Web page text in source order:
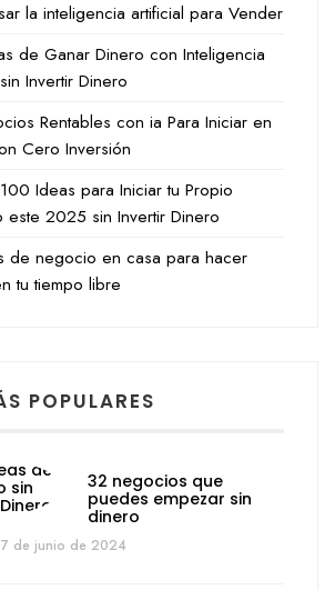
la inteligencia artificial para Vender
de Ganar Dinero con Inteligencia
Invertir Dinero
Rentables con ia Para Iniciar en
Cero Inversión
Ideas para Iniciar tu Propio
este 2025 sin Invertir Dinero
de negocio en casa para hacer
tu tiempo libre
POPULARES
32 negocios que
puedes empezar sin
dinero
de junio de 2024